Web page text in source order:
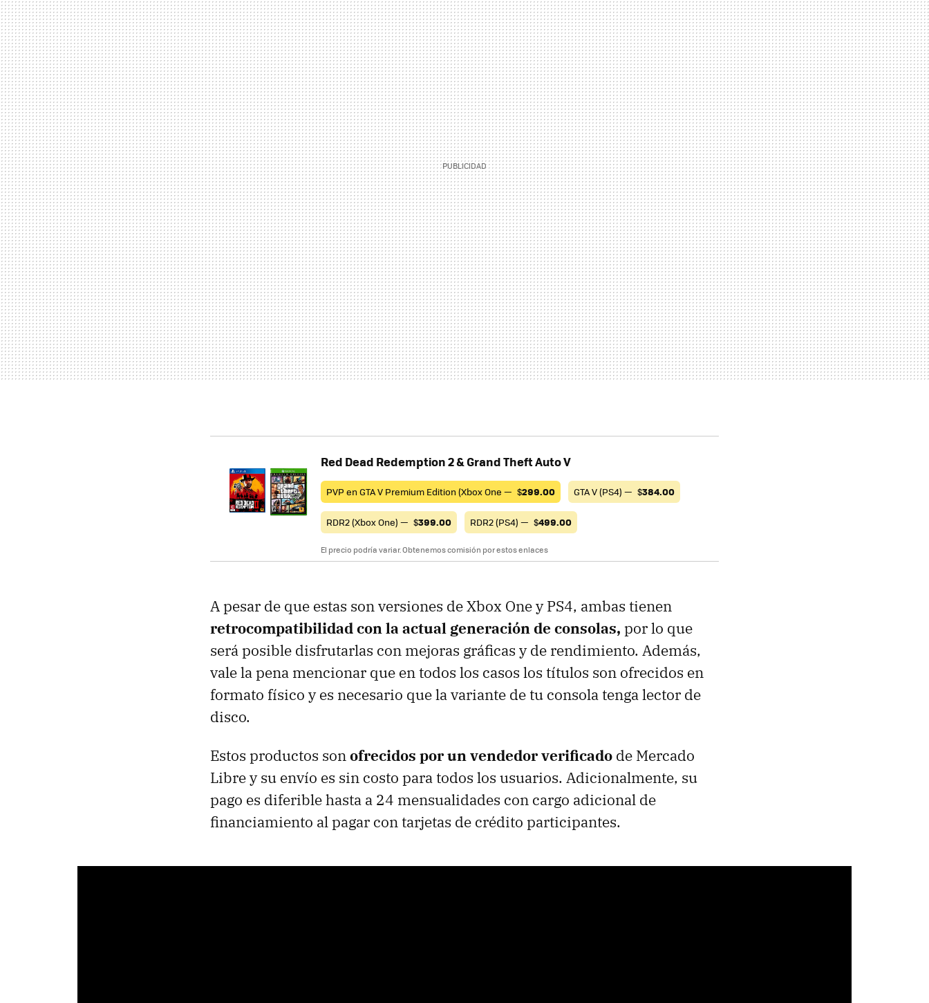
Red Dead Redemption 2 & Grand Theft Auto V
PVP en GTA V Premium Edition (Xbox One — $299.00 GTA V (PS4) — $384.00
RDR2 (Xbox One) — $399.00 RDR2 (PS4) — $499.00
El precio podría variar. Obtenemos comisión por estos enlaces
A pesar de que estas son versiones de Xbox One y PS4, ambas tienen
retrocompatibilidad con la actual generación de consolas, por lo que
será posible disfrutarlas con mejoras gráficas y de rendimiento. Además,
vale la pena mencionar que en todos los casos los títulos son ofrecidos en
formato físico y es necesario que la variante de tu consola tenga lector de
disco.
Estos productos sonofrecidos por un vendedor verificado de Mercado
Libre y su envío es sin costo para todos los usuarios. Adicionalmente, su
pago es diferible hasta a 24 mensualidades con cargo adicional de
financiamiento al pagar con tarjetas de crédito participantes.